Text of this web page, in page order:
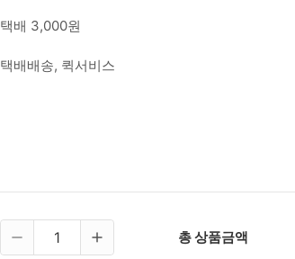
택배 3,000원
택배배송, 퀵서비스
총 상품금액